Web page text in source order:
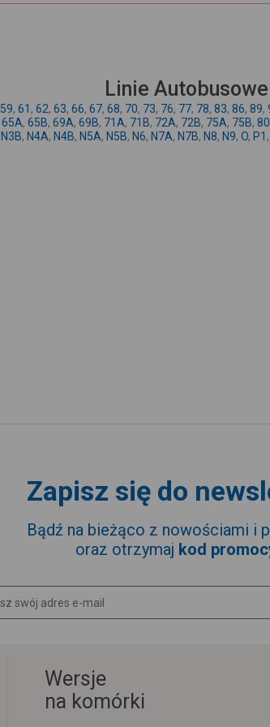
Linie Autobusowe
59, 61 , 62, 63, 66, 67, 68, 70, 73, 76, 77, 78, 83, 86, 89,
65A, 65B, 69A, 69B, 71A, 71B, 72A, 72B, 75A, 75B,
N3B, N4A, N4B, N5A, N5B, N6, N7A, N7B, N8, N9, O, P1 ,
Zapisz się do
Bądź na bieżąco z nowościami i
oraz otrzymaj kod
Wersje
na komórki